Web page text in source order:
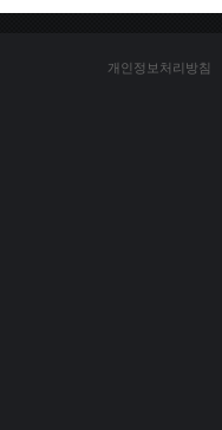
개인정보처리방침